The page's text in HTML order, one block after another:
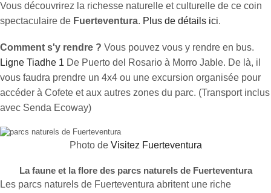
Vous découvrirez la richesse naturelle et culturelle de ce coin
spectaculaire de Fuerteventura. Plus de détails ici.
Comment s'y rendre ? Vous pouvez vous y rendre en bus.
Ligne Tiadhe 1 De Puerto del Rosario à Morro Jable. De là, il
vous faudra prendre un 4x4 ou une excursion organisée pour
accéder à Cofete et aux autres zones du parc. (Transport inclus
avec Senda Ecoway)
Photo de Visitez Fuerteventura
La faune et la flore des parcs naturels de Fuerteventura
Les parcs naturels de Fuerteventura abritent une riche